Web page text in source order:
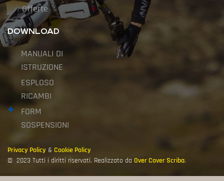
Offerte
DOWNLOAD
MANUALI DI
ISTRUZIONE
ESPLOSO
RICAMBI
FORM
SOSPENSIONI
Privacy Policy & Cookie Policy
© 2023 Tutti i diritti riservati. Realizzato da Over Cover Scriba.